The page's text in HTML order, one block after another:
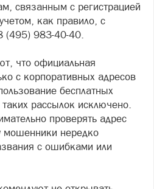
связанным с регистрацией
как правило, с
(495) 983-40-40.
что официальная
с корпоративных адресов
бесплатных
рассылок исключено.
проверять адрес
мошенники нередко
с ошибками или